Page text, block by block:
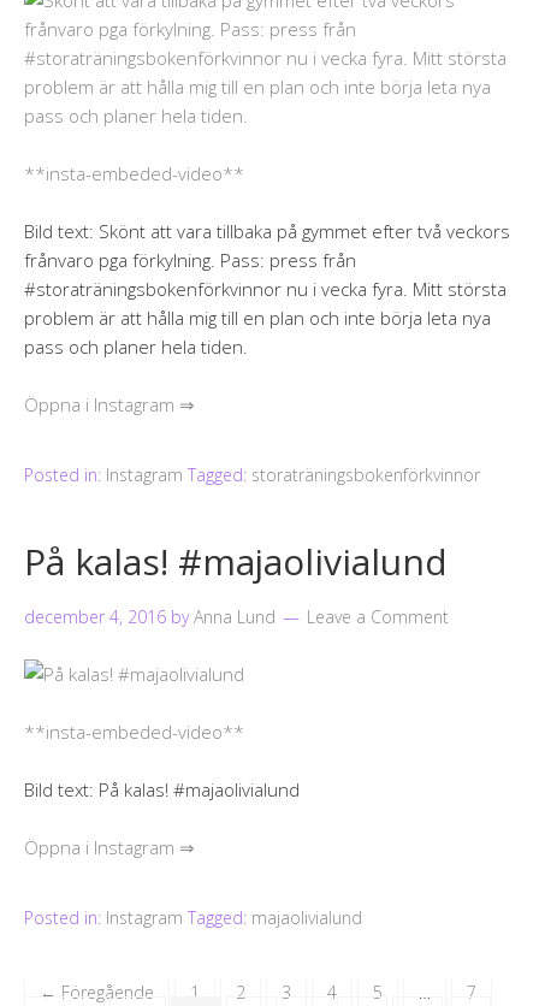
**insta-embeded-video**
Bild text: Skönt att vara tillbaka på gymmet efter två veckors
frånvaro pga förkylning. Pass: press från
#storaträningsbokenförkvinnor nu i vecka fyra. Mitt största
problem är att hålla mig till en plan och inte börja leta nya
pass och planer hela tiden.
Öppna i Instagram ⇒
Posted in: Instagram Tagged: storaträningsbokenförkvinnor
På kalas! #majaolivialund
december 4, 2016 byAnna Lund Leave a Comment
**insta-embeded-video**
Bild text: På kalas! #majaolivialund
Öppna i Instagram ⇒
Posted in: Instagram Tagged: majaolivialund
← Föregående 1 2 3 4 5 …
7